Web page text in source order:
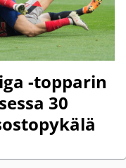
-topparin
30